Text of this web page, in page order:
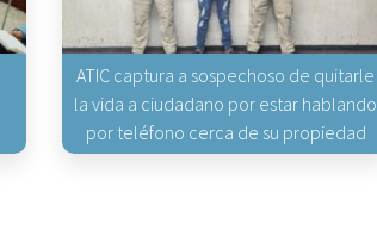
ATIC captura a sospechoso de quitarle
la vida a ciudadano por estar hablando
por teléfono cerca de su propiedad